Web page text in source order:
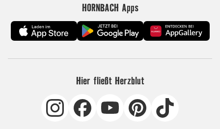
HORNBACH Apps
Hier fließt Herzblut